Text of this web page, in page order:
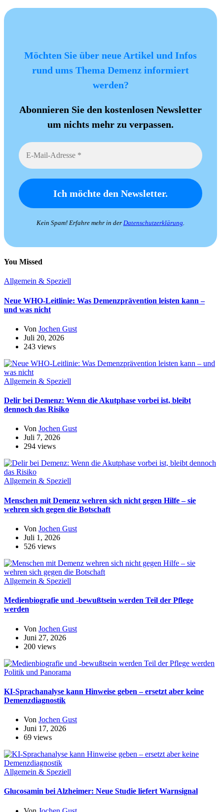
Möchten Sie über neue Artikel und Infos
rund ums Thema Demenz informiert
werden?
Abonnieren Sie den kostenlosen Newsletter
um nichts mehr zu verpassen.
Kein Spam! Erfahre mehr in der Datenschutzerklärung
You Missed
Allgemein & Speziell
Neue WHO-Leitlinie: Was Demenzprävention leisten kann –
und was nicht
Von Jochen Gust
Juli 20, 2026
243 views
Allgemein & Speziell
Delir bei Demenz: Wenn die Akutphase vorbei ist, bleibt
dennoch das Risiko
Von Jochen Gust
Juli 7, 2026
294 views
Allgemein & Speziell
Menschen mit Demenz wehren sich nicht gegen Hilfe – sie
wehren sich gegen die Botschaft
Von Jochen Gust
Juli 1, 2026
526 views
Allgemein & Speziell
Medienbiografie und -bewußtsein werden Teil der Pflege
werden
Von Jochen Gust
Juni 27, 2026
200 views
Politik und Panorama
KI-Sprachanalyse kann Hinweise geben – ersetzt aber keine
Demenzdiagnostik
Von Jochen Gust
Juni 17, 2026
69 views
Allgemein & Speziell
Glucosamin bei Alzheimer: Neue Studie liefert Warnsignal